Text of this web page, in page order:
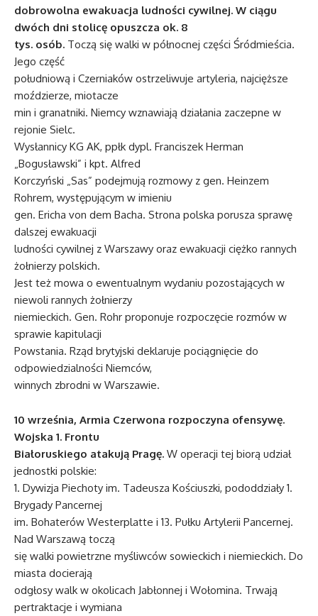
dobrowolna ewakuacja ludności cywilnej. W ciągu
dwóch dni stolicę opuszcza ok. 8
tys. osób. Toczą się walki w północnej części Śródmieścia.
Jego część
południową i Czerniaków ostrzeliwuje artyleria, najcięższe
moździerze, miotacze
min i granatniki. Niemcy wznawiają działania zaczepne w
rejonie Sielc.
Wysłannicy KG AK, ppłk dypl. Franciszek Herman
„Bogusławski” i kpt. Alfred
Korczyński „Sas” podejmują rozmowy z gen. Heinzem
Rohrem, występującym w imieniu
gen. Ericha von dem Bacha. Strona polska porusza sprawę
dalszej ewakuacji
ludności cywilnej z Warszawy oraz ewakuacji ciężko rannych
żołnierzy polskich.
Jest też mowa o ewentualnym wydaniu pozostających w
niewoli rannych żołnierzy
niemieckich. Gen. Rohr proponuje rozpoczęcie rozmów w
sprawie kapitulacji
Powstania. Rząd brytyjski deklaruje pociągnięcie do
odpowiedzialności Niemców,
winnych zbrodni w Warszawie.
10 września, Armia Czerwona rozpoczyna ofensywę.
Wojska 1. Frontu
Białoruskiego atakują Pragę. W operacji tej biorą udział
jednostki polskie:
1. Dywizja Piechoty im. Tadeusza Kościuszki, pododdziały 1.
Brygady Pancernej
im. Bohaterów Westerplatte i 13. Pułku Artylerii Pancernej.
Nad Warszawą toczą
się walki powietrzne myśliwców sowieckich i niemieckich. Do
miasta docierają
odgłosy walk w okolicach Jabłonnej i Wołomina. Trwają
pertraktacje i wymiana